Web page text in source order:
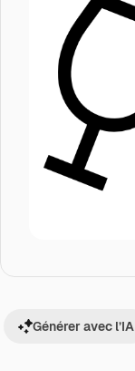
Générer avec l’IA